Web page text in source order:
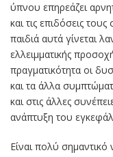
ύπνου επηρεάζει
και τις επιδόσεις
παιδιά αυτά γίνεται
ελλειμματικής
πραγματικότητα οι
και τα άλλα
και στις άλλες
ανάπτυξη του
Είναι πολύ σημαντικό